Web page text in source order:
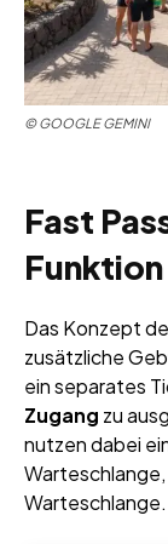
© GOOGLE GEMINI
Fast
Das Konzept
zusätzliche
ein separates
Zugang zu
nutzen dabei
Warteschlange.